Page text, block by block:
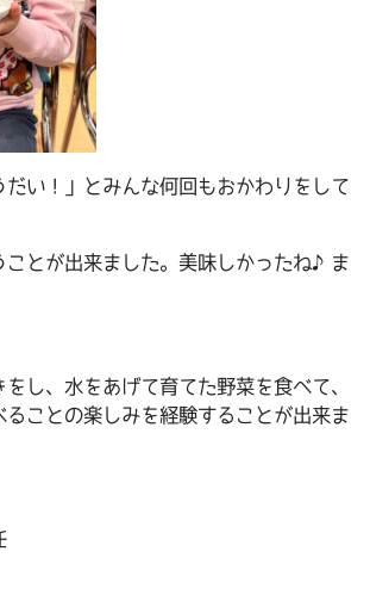
だい！」とみんな何回もおかわりをして
ことが出来ました。美味しかったね♪ま
し、水をあげて育てた野菜を食べて、
ることの楽しみを経験することが出来ま